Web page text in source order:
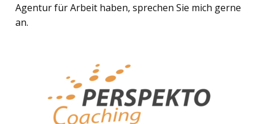
Agentur für Arbeit haben, sprechen Sie mich gerne
an.